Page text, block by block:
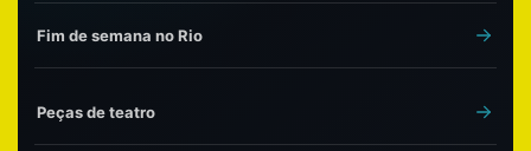
Fim de semana no Rio
Peças de teatro